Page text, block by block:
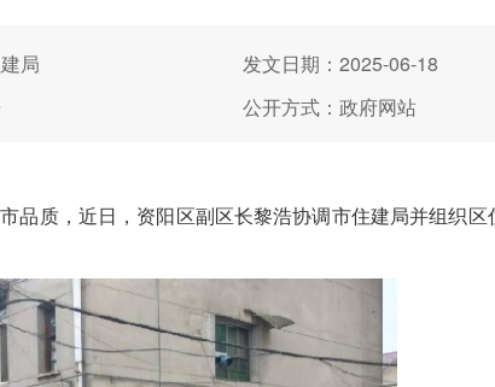
局
发文日期：2025-06-18
公开方式：政府网站
质，近日，资阳区副区长黎浩协调市住建局并组织区